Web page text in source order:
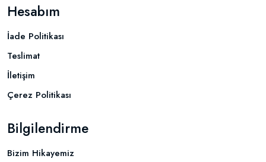
Hesabım
İade Politikası
Teslimat
İletişim
Çerez Politikası
Bilgilendirme
Bizim Hikayemiz